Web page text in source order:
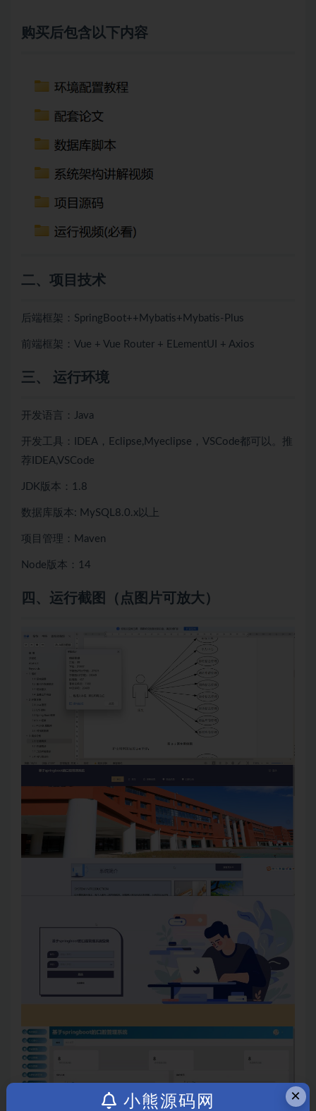
购买后包含以下内容
二、项目技术
后端框架：SpringBoot++ Mybatis+ Mybatis-Plus
前端框架：Vue + Vue Router + ELementUI + Axios
三、 运行环境
开发语言：Java
开发工具：IDEA，Eclipse,Myeclipse，VSCode都可以。推
荐IDEA,VSCode
JDK版本：1.8
数据库版本: MySQL8.0.x以上
项目管理：Maven
Node版本：14
四、 运行截图（点图片可放大）
×
小熊源码网